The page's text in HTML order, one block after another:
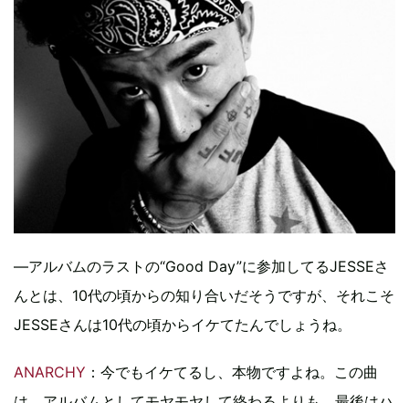
―アルバムのラストの“Good Day”に参加してるJESSEさ
んとは、10代の頃からの知り合いだそうですが、それこそ
JESSEさんは10代の頃からイケてたんでしょうね。
ANARCHY ：今でもイケてるし、本物ですよね。この曲